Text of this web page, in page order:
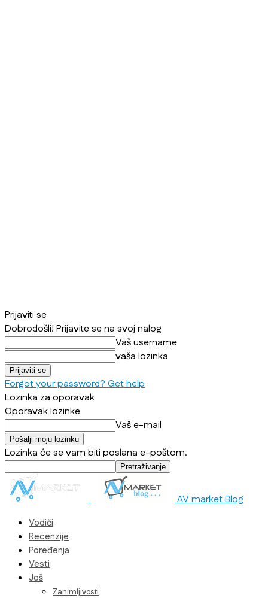
Prijaviti se
Dobrodošli! Prijavite se na svoj nalog
Vaš username
vaša lozinka
Forgot your password? Get help
Lozinka za oporavak
Oporavak lozinke
Vaš e-mail
Lozinka će se vam biti poslana e-poštom.
AV market Blog
Vodiči
Recenzije
Poređenja
Vesti
Još
Zanimljivosti